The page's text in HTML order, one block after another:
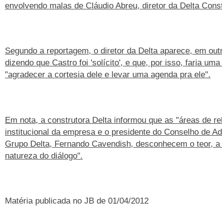
envolvendo malas de Cláudio Abreu, diretor da Delta
Segundo a reportagem, o diretor da Delta aparece, em
dizendo que Castro foi 'solícito', e que, por isso, faria
"agradecer a cortesia dele e levar uma agenda pra ele".
Em nota, a construtora Delta informou que as "áreas de
institucional da empresa e o presidente do Conselho de
Grupo Delta, Fernando Cavendish, desconhecem o teor,
natureza do diálogo".
Matéria publicada no JB de 01/04/2012